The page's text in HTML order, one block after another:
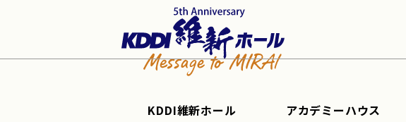
KDDI維新ホール アカデミーハウス